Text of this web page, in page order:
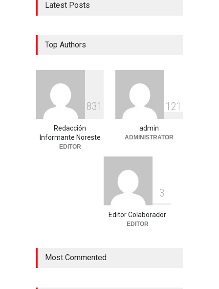
Latest Posts
Top Authors
831
Redacción
Informante Noreste
EDITOR
1 21
admin
ADMINISTRATOR
3
Editor Colaborador
EDITOR
Most Commented